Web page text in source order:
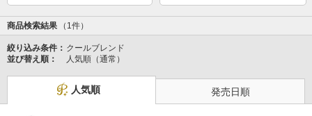
商品検索結果 （1件）
絞り込み条件： クールブレンド
並び替え順：
人気順（通常）
人気順 発売日順